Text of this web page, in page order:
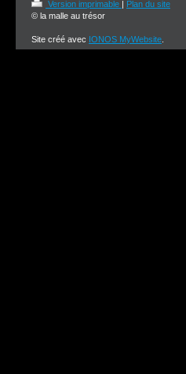
Version imprimable | Plan du site
© la malle au trésor
Site créé avec IONOS MyWebsite